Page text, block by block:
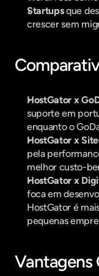
Startups que
crescer sem
HostGator x
suporte em
enquanto o
HostGator x
pela
melhor custo-
HostGator x
foca em
HostGator é
pequenas
Vantagens